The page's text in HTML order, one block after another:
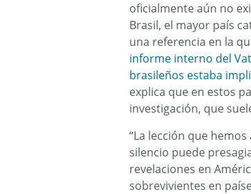
oficialmente aún no
Brasil, el mayor país
una referencia en la
informe interno del
brasileños estaba
explica que en estos
investigación, que
“La lección que
silencio puede
revelaciones en
sobrevivientes en